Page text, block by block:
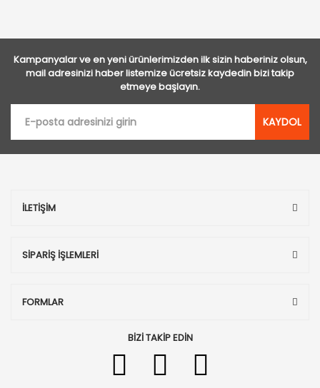
Kampanyalar ve en yeni ürünlerimizden ilk sizin haberiniz olsun,
mail adresinizi haber listemize ücretsiz kaydedin bizi takip
etmeye başlayın.
KAYDOL
İLETİŞİM
SİPARİŞ İŞLEMLERİ
FORMLAR
BİZİ TAKİP EDİN